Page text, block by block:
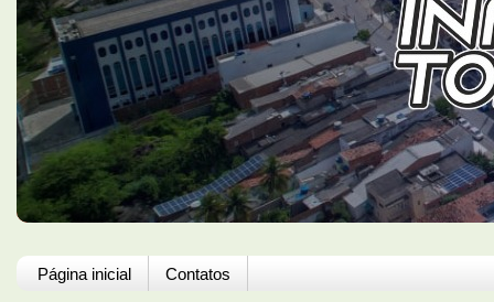
Página inicial Contatos